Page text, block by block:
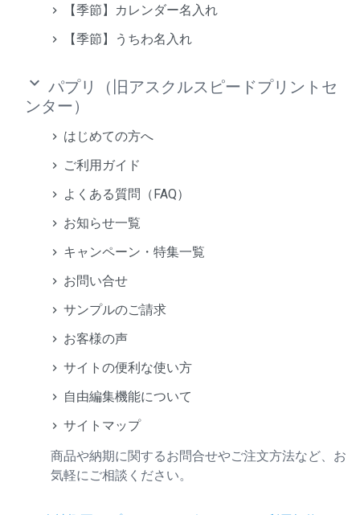
【季節】カレンダー名入れ
【季節】うちわ名入れ
keyboard_arrow_down パプリ（旧アスクルスピードプリントセ
ンター）
はじめての方へ
ご利用ガイド
よくある質問（FAQ）
お知らせ一覧
キャンペーン・特集一覧
お問い合せ
サンプルのご請求
お客様の声
サイトの便利な使い方
自由編集機能について
サイトマップ
商品や納期に関するお問合せやご注文方法など、お
気軽にご相談ください。